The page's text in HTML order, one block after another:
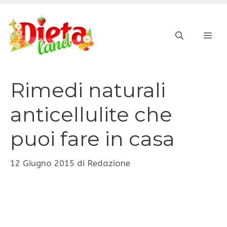
contenuto
Rimedi naturali
anticellulite che
puoi fare in casa
12 Giugno 2015 di Redazione